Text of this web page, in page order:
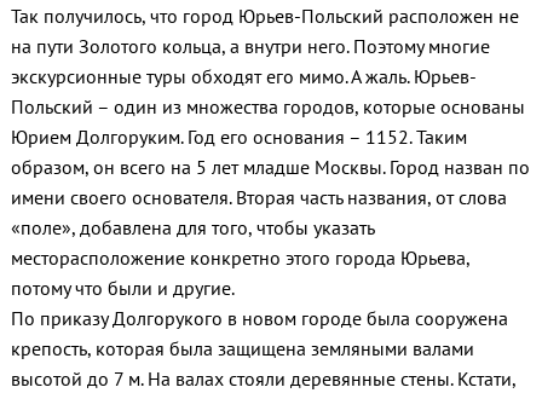
Так получилось, что город Юрьев-Польский расположен не
на пути Золотого кольца, а внутри него. Поэтому многие
экскурсионные туры обходят его мимо. А жаль. Юрьев-
Польский – один из множества городов, которые основаны
Юрием Долгоруким. Год его основания – 1152. Таким
образом, он всего на 5 лет младше Москвы. Город назван по
имени своего основателя. Вторая часть названия, от слова
«поле», добавлена для того, чтобы указать
месторасположение конкретно этого города Юрьева,
потому что были и другие.
По приказу Долгорукого в новом городе была сооружена
крепость, которая была защищена земляными валами
высотой до 7 м. На валах стояли деревянные стены. Кстати,